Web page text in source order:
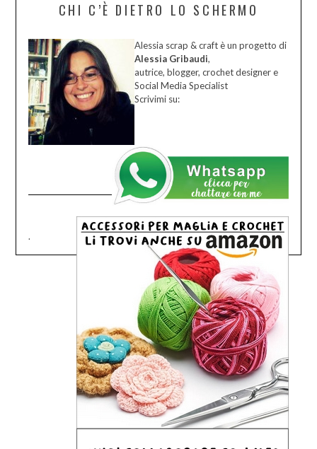
CHI C’È DIETRO LO SCHERMO
Alessia scrap & craft è un progetto di
Alessia Gribaudi,
autrice, blogger, crochet designer e
Social Media Specialist
Scrivimi su:
.